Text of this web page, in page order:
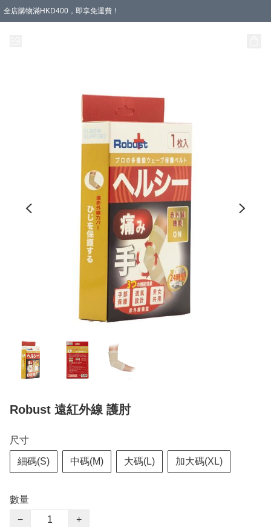
全店購物滿HKD400，即享免運費！
Robust 遠紅外線 護肘
尺寸
細碼(S) 中碼(M) 大碼(L) 加大碼(XL)
數量
−
+